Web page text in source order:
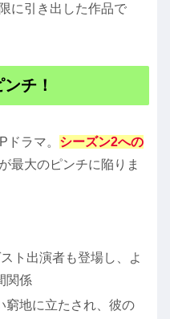
に引き出した作品で
チ！
ラマ。 シーズン2への
最大のピンチに陥りま
ト出演者も登場し、よ
関係
窮地に立たされ、彼の